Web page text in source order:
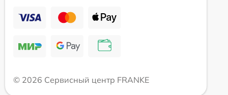
© 2026 Сервисный центр FRANKE